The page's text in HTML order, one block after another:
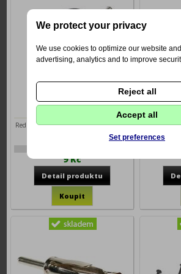
Redukce Jack 3,5mm
samec/2xCINCH samice
Redukce Jack 3,5 mm samec / 2x CINCH
9 Kč
FM
We protect your privacy
We use cookies to optimize our website
advertising, analytics and to improve
Reject all
Accept all
Set preferences